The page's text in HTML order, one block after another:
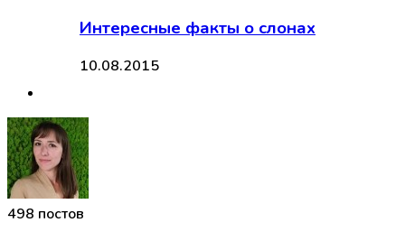
Интересные факты о слонах
10.08.2015
498 постов